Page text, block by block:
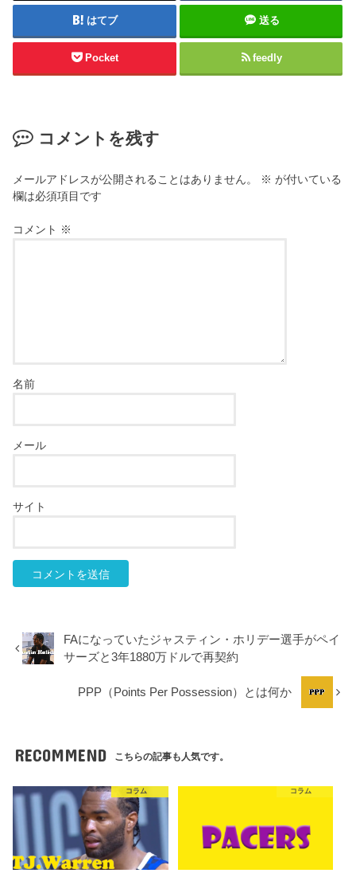
はてブ 送る
Pocket feedly
コメントを残す
メールアドレスが公開されることはありません。 ※ が付いている
欄は必須項目です
コメント ※
名前
メール
サイト
FAになっていたジャスティン・ホリデー選手がペイ
サーズと3年1880万ドルで再契約
PPP（Points Per Possession）とは何か
RECOMMEND こちらの記事も人気です。
コラム コラム